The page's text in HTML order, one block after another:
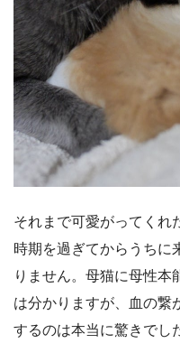
それまで可愛がってくれ
時期を過ぎてからうちに
りません。母猫に母性本
は分かりますが、血の繋
するのは本当に驚きでし